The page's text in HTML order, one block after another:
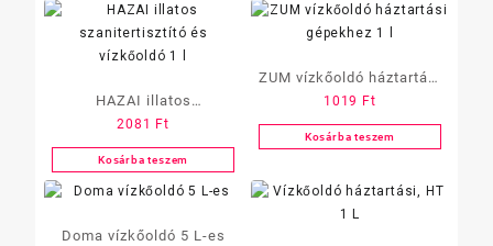
HAZAI illatos
szanitertisztító és
vízkőoldó 1 l
2081 Ft
Kosárba teszem
ZUM vízkőoldó háztartási
gépekhez 1 l
1019 Ft
Kosárba teszem
Doma vízkőoldó 5 L-es